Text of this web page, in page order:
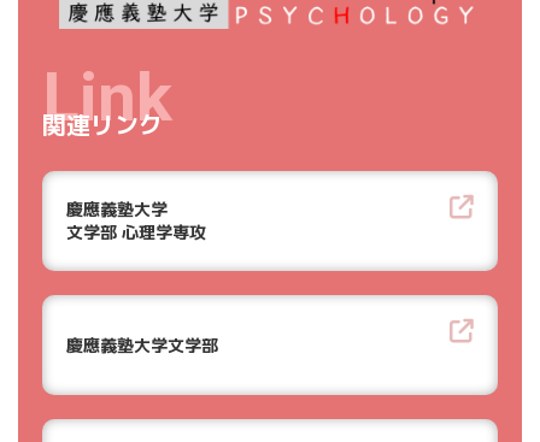
Link
関連リンク
慶應義塾大学
文学部 心理学専攻
慶應義塾大学文学部